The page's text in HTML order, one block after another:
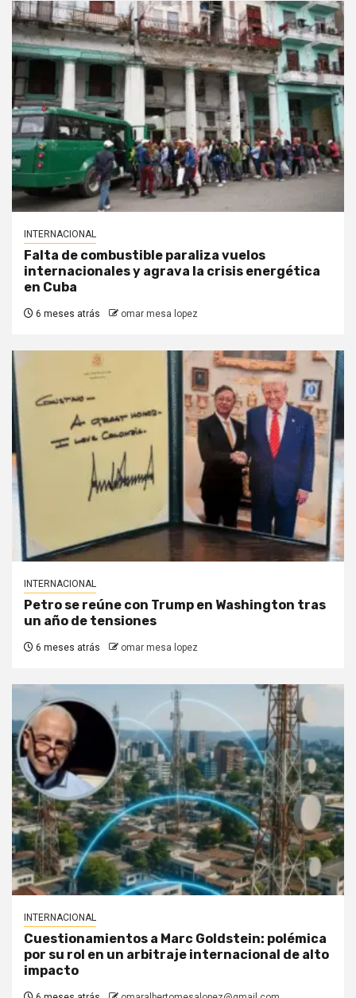
INTERNACIONAL
Falta de combustible paraliza vuelos
internacionales y agrava la crisis energética
en Cuba
6 meses atrás omar mesa lopez
INTERNACIONAL
Petro se reúne con Trump en Washington tras
un año de tensiones
6 meses atrás omar mesa lopez
INTERNACIONAL
Cuestionamientos a Marc Goldstein: polémica
por su rol en un arbitraje internacional de alto
impacto